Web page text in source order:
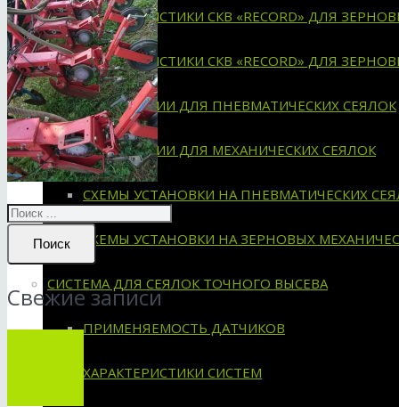
ХАРАКТЕРИСТИКИ СКВ «RECORD» ДЛЯ
ХАРАКТЕРИСТИКИ СКВ «RECORD» ДЛЯ
ИНСТРУКЦИИ ДЛЯ ПНЕВМАТИЧЕСКИХ СЕЯЛОК
ИНСТРУКЦИИ ДЛЯ МЕХАНИЧЕСКИХ СЕЯЛОК
СХЕМЫ УСТАНОВКИ НА ПНЕВМАТИЧЕСКИХ
СХЕМЫ УСТАНОВКИ НА ЗЕРНОВЫХ
СИСТЕМА ДЛЯ СЕЯЛОК ТОЧНОГО ВЫСЕВА
ПРИМЕНЯЕМОСТЬ ДАТЧИКОВ
ХАРАКТЕРИСТИКИ СИСТЕМ
Поиск
Свежие записи